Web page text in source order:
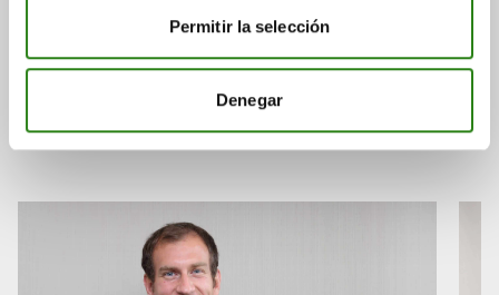
Permitir la selección
Denegar
interesarte
Consulta a continuación otras noticias relacionadas.